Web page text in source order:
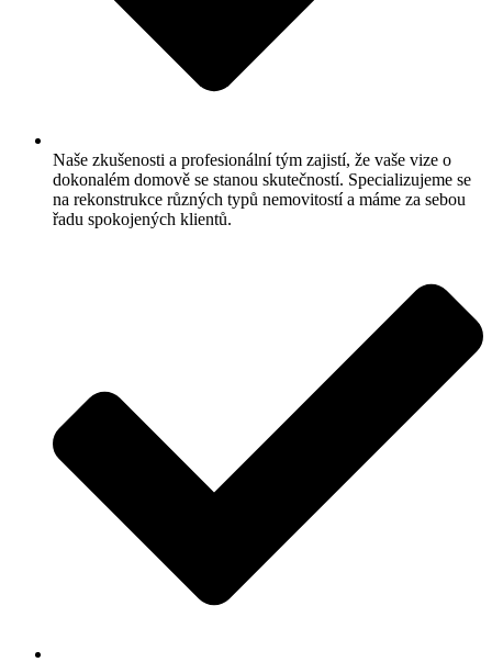
Naše zkušenosti a profesionální tým zajistí, že vaše vize o
dokonalém domově se stanou skutečností. Specializujeme se
na rekonstrukce různých typů nemovitostí a máme za sebou
řadu spokojených klientů.